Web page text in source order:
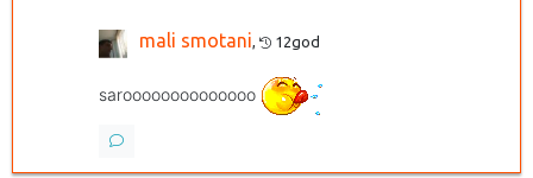
mali smotani, 12god
saroooooooooooooo